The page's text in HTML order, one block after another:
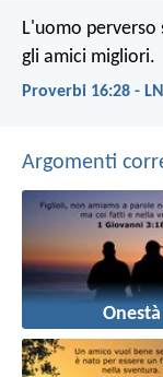
L'uomo perverso
gli amici migliori.
Proverbi 16:28 -
Argomenti
Onestà